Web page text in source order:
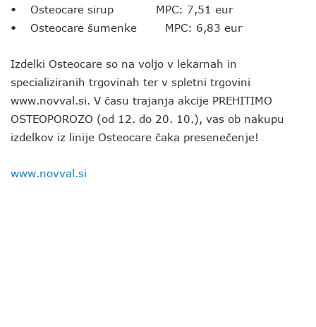
• Osteocare sirup MPC: 7,51 eur
• Osteocare šumenke MPC: 6,83 eur
Izdelki Osteocare so na voljo v lekarnah in
specializiranih trgovinah ter v spletni trgovini
www.novval.si. V času trajanja akcije PREHITIMO
OSTEOPOROZO (od 12. do 20. 10.), vas ob nakupu
izdelkov iz linije Osteocare čaka presenečenje!
www.novval.si